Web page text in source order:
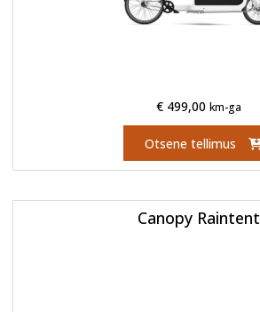
€ 499,00 km-ga
Otsene tellimus
Canopy Raintent